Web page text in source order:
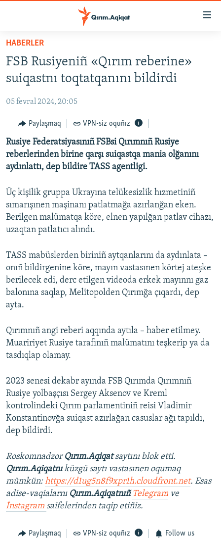
Esas
qaytmaq
Baş
navigatsiyağa
qaytmaq
qaytmaq
İQTİSADİYAT
CEMİYET
MEDENİYET
İNSAN AQLARI
VİDEO
BLOGLAR
FİKİR
Українською
QOŞULIÑIZ!
RFE/RS bütün saytları
HABERLER
FSB Rusiyeniñ «Qırım reberine»
suiqastnı toqtatqanını bildirdi
05 fevral 2024, 20:05
Paylaşmaq VPN-siz oquñız
Rusiye Federatsiyasınıñ FSBsi Qırımnıñ Rusiye
reberlerinden birine qarşı suiqastqa mania olğanını
aydınlattı, dep bildire TASS agentligi.
Üç kişilik gruppa Ukrayına telükesizlik hızmetiniñ
sımarışınen maşinanı patlatmağa azırlanğan eken.
Berilgen malümatqa köre, elnen yapılğan patlav cihazı,
uzaqtan patlatıcı alındı.
TASS mabüslerden biriniñ aytqanlarını da aydınlata –
onıñ bildirgenine köre, mayın vastasınen körtej ateşke
berilecek edi, derc etilgen videoda erkek mayınnı gaz
balonına saqlap, Melitopolden Qırımğa çıqardı, dep
ayta.
Qırımnıñ angi reberi aqqında aytıla – haber etilmey.
Muaririyet Rusiye tarafınıñ malümatını teşkerip ya da
tasdıqlap olamay.
2023 senesi dekabr ayında FSB Qırımda Qırımnıñ
Rusiye yolbaşçısı Sergey Aksenov ve Kreml
kontrolindeki Qırım parlamentiniñ reisi Vladimir
Konstantinovğa suiqast azırlağan casuslar ağı tapıldı,
dep bildirdi.
RoskomnadzorQırım.Aqiqatsaytını blok etti.
Qırım.Aqiqatnıküzgü saytı vastasınen oqumaq
mümkün:https://d1ug5n8f9xpr1h.cloudfront.net. Esas
adise-vaqialarnı Qırım.Aqiqatnıñ Telegram ve
İnstagram saifelerinden taqip etiñiz.
Paylaşmaq VPN-siz oquñız Follow us